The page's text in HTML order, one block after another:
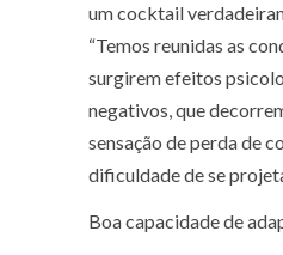
um cocktail
“Temos reunidas as
surgirem efeitos
negativos, que
sensação de perda de
dificuldade de se
Boa capacidade de